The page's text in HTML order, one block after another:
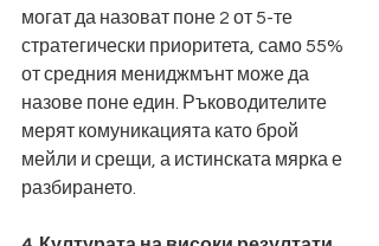
могат да назоват поне 2 от 5-те
стратегически приоритета, само 55%
от средния мениджмънт може да
назове поне един. Ръководителите
мерят комуникацията като брой
мейли и срещи, а истинската мярка е
разбирането.